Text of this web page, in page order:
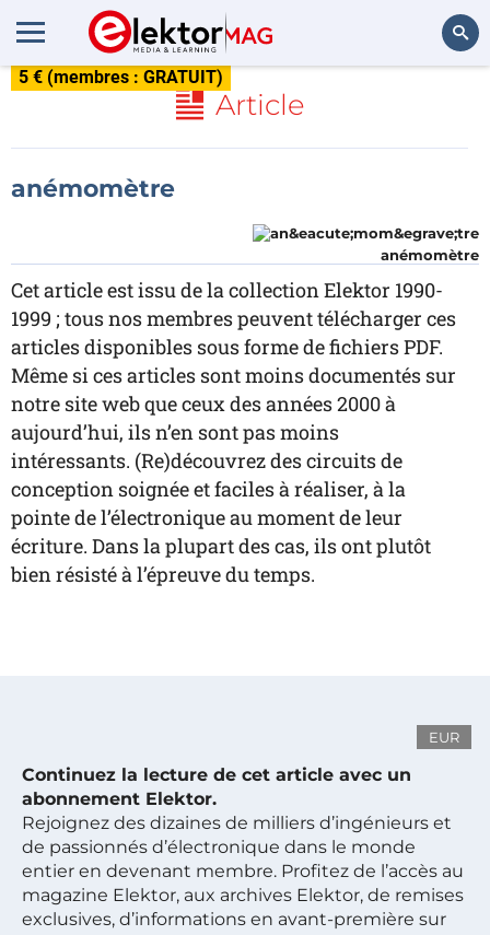
5 € (membres : GRATUIT)
Article
anémomètre
anémomètre
Cet article est issu de la collection Elektor 1990-
1999 ; tous nos membres peuvent télécharger ces
articles disponibles sous forme de fichiers PDF.
Même si ces articles sont moins documentés sur
notre site web que ceux des années 2000 à
aujourd’hui, ils n’en sont pas moins
intéressants. (Re)découvrez des circuits de
conception soignée et faciles à réaliser, à la
pointe de l’électronique au moment de leur
écriture. Dans la plupart des cas, ils ont plutôt
bien résisté à l’épreuve du temps.
EUR
Continuez la lecture de cet article avec un
abonnement Elektor.
Rejoignez des dizaines de milliers d’ingénieurs et
de passionnés d’électronique dans le monde
entier en devenant membre. Profitez de l’accès au
magazine Elektor, aux archives Elektor, de remises
exclusives, d’informations en avant-première sur